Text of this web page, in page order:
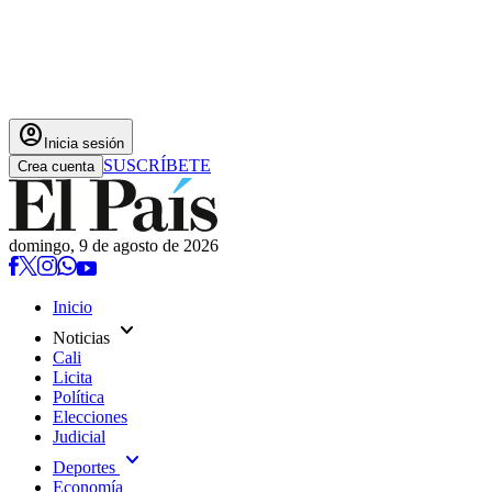
account_circle Inicia sesión
Crea cuenta SUSCRÍBETE
domingo, 9 de agosto de 2026
Inicio
Noticias expand_more
Cali
Licita
Política
Elecciones
Judicial
Deportes expand_more
Economía